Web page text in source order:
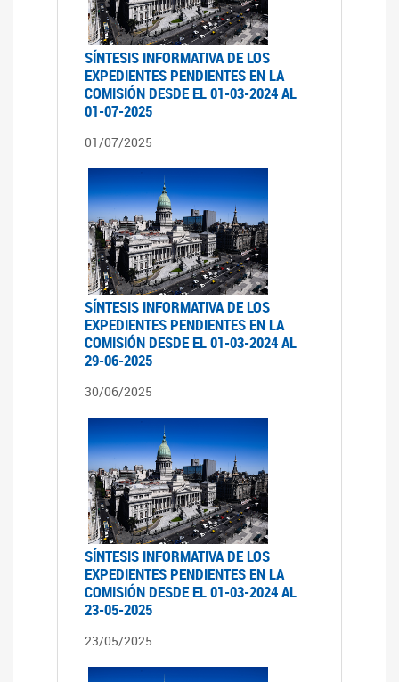
SÍNTESIS INFORMATIVA DE LOS
EXPEDIENTES PENDIENTES EN LA
COMISIÓN DESDE EL 01-03-2024 AL
01-07-2025
01/07/2025
SÍNTESIS INFORMATIVA DE LOS
EXPEDIENTES PENDIENTES EN LA
COMISIÓN DESDE EL 01-03-2024 AL
29-06-2025
30/06/2025
SÍNTESIS INFORMATIVA DE LOS
EXPEDIENTES PENDIENTES EN LA
COMISIÓN DESDE EL 01-03-2024 AL
23-05-2025
23/05/2025